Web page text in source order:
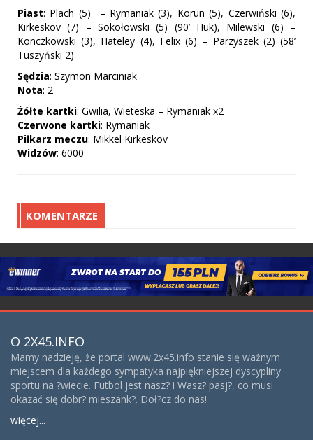
Piast: Plach (5) – Rymaniak (3), Korun (5), Czerwiński (6),
Kirkeskov (7) – Sokołowski (5) (90’ Huk), Milewski (6) –
Konczkowski (3), Hateley (4), Felix (6) – Parzyszek (2) (58’
Tuszyński 2)
Sędzia: Szymon Marciniak
Nota: 2
Żółte kartki: Gwilia, Wieteska – Rymaniak x2
Czerwone kartki: Rymaniak
Piłkarz meczu: Mikkel Kirkeskov
Widzów: 6000
KOMENTARZE
O 2X45.INFO
Mamy nadzieję, że portal www.2x45.info stanie się ważnym
miejscem dla każdego sympatyka najpiękniejszej dyscypliny
sportu na ?wiecie. Futbol jest nasz? i Wasz? pasj?, co musi
okazać się dobr? mieszank?. Doł?cz do nas!
więcej...